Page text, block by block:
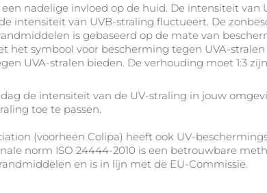
nadelige invloed op de huid. De intensiteit van
intensiteit van UVB-straling fluctueert. De
is gebaseerd op de mate van
het symbool voor bescherming tegen UVA-
UVA-stralen bieden. De verhouding moet 1:3 zijn
de intensiteit van de UV-straling in jouw
toe te passen.
(voorheen Colipa) heeft ook UV-
norm ISO 24444-2010 is een betrouwbare
en is in lijn met de EU-Commissie.